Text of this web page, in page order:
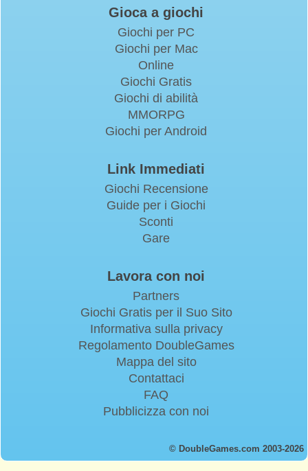
Gioca a giochi
Giochi per PC
Giochi per Mac
Online
Giochi Gratis
Giochi di abilità
MMORPG
Giochi per Android
Link Immediati
Giochi Recensione
Guide per i Giochi
Sconti
Gare
Lavora con noi
Partners
Giochi Gratis per il Suo Sito
Informativa sulla privacy
Regolamento DoubleGames
Mappa del sito
Contattaci
FAQ
Pubblicizza con noi
© DoubleGames.com 2003-2026